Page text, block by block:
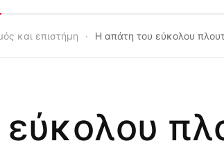
και επιστήμη Η απάτη του εύκολου